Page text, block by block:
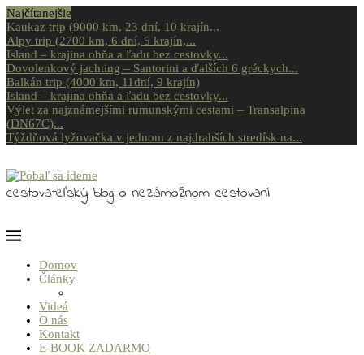
Najčítanejšie
Kaukaz trip (9000 km, 23 dní, 10 krajín...
Alpy trip (2700 km, 6 dní, 5 krajín,...
Island – krajina ohňa a ľadu bez cestovky...
Dovolenkový jachting – Santorini a ďalších 6 gréckych...
Balkán trip (4000 km, 11dní, 9 krajín)
Island – krajina ohňa a ľadu bez cestovky...
Výlet za najznámejšími rumunskými cestami – Transalpina
(DN67C)...
Týždňová lyžovačka v jednom z najdrahších stredísk na...
cestovateľský blog o nezámožnom cestovaní
Domov
Články
Videá
O nás
Kontakt
E-BOOK ZADARMO